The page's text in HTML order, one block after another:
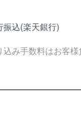
振込(楽天銀行)
込み手数料はお客